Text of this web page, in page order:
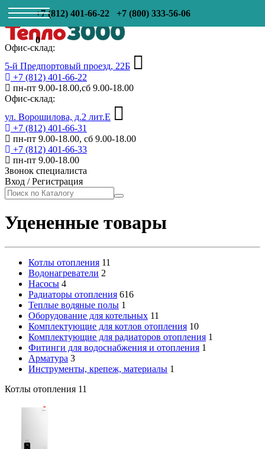
+7 (812) 401-66-22 +7 (800) 333-56-06
0
Офис-склад:
5-й Предпортовый проезд, 22Б
+7 (812) 401-66-22
пн-пт 9.00-18.00,сб 9.00-18.00
Офис-склад:
ул. Ворошилова, д.2 лит.Е
+7 (812) 401-66-31
пн-пт 9.00-18.00, сб 9.00-18.00
+7 (812) 401-66-33
пн-пт 9.00-18.00
Звонок специалиста
Вход /Регистрация
Уцененные товары
Котлы отопления 11
Водонагреватели 2
Насосы 4
Радиаторы отопления 616
Теплые водяные полы 1
Оборудование для котельных 11
Комплектующие для котлов отопления 10
Комплектующие для радиаторов отопления 1
Фитинги для водоснабжения и отопления 1
Арматура 3
Инструменты, крепеж, материалы 1
Котлы отопления 11